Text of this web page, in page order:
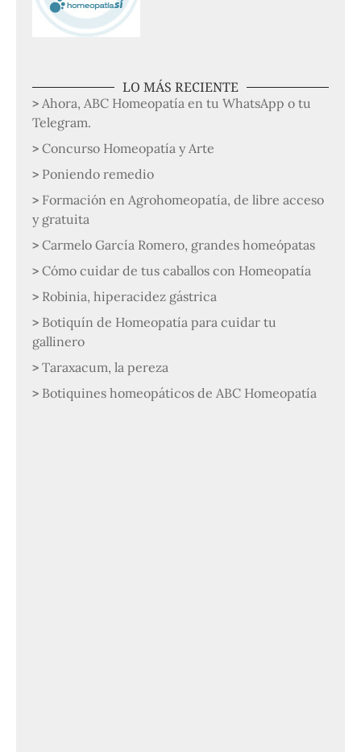
LO MÁS RECIENTE
Ahora, ABC Homeopatía en tu WhatsApp o tu
Telegram.
Concurso Homeopatía y Arte
Poniendo remedio
Formación en Agrohomeopatía, de libre acceso
y gratuita
Carmelo García Romero, grandes homeópatas
Cómo cuidar de tus caballos con Homeopatía
Robinia, hiperacidez gástrica
Botiquín de Homeopatía para cuidar tu
gallinero
Taraxacum, la pereza
Botiquines homeopáticos de ABC Homeopatía